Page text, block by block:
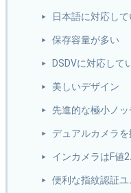
日本語に対応して
保存容量が多い
DSDVに対応して
美しいデザイン
先進的な極小ノ
デュアルカメラを
インカメラはF値
便利な指紋認証